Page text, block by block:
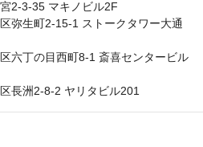
2-3-35 マキノビル2F
弥生町2-15-1 ストークタワー大通
六丁の目西町8-1 斎喜センタービル
長洲2-8-2 ヤリタビル201